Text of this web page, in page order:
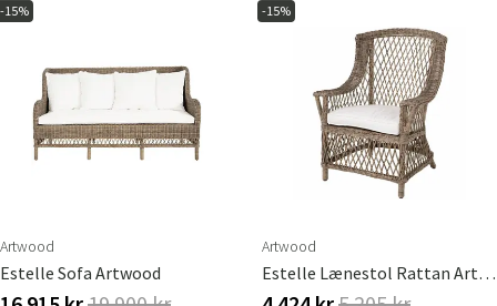
-15%
Artwood
Estelle Sofa Artwood
-15%
Artwood
Estelle Lænestol Rattan Artwood